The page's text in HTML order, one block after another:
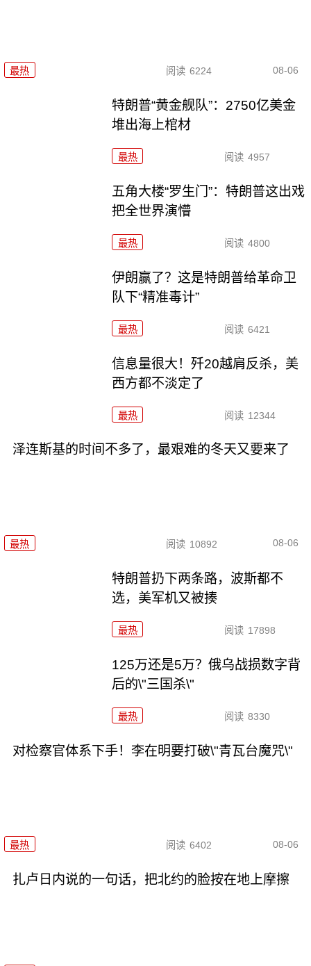
最热 阅读 6224 08-06
特朗普“黄金舰队”：2750亿美金
堆出海上棺材
最热 阅读 4957
五角大楼“罗生门”：特朗普这出戏
把全世界演懵
最热 阅读 4800
伊朗赢了？这是特朗普给革命卫
队下“精准毒计”
最热 阅读 6421
信息量很大！歼20越肩反杀，美
西方都不淡定了
最热 阅读 12344
泽连斯基的时间不多了，最艰难的冬天又要来了
最热 阅读 10892 08-06
特朗普扔下两条路，波斯都不
选，美军机又被揍
最热 阅读 17898
125万还是5万？俄乌战损数字背
后的\"三国杀\"
最热 阅读 8330
对检察官体系下手！李在明要打破\"青瓦台魔咒\"
最热 阅读 6402 08-06
扎卢日内说的一句话，把北约的脸按在地上摩擦